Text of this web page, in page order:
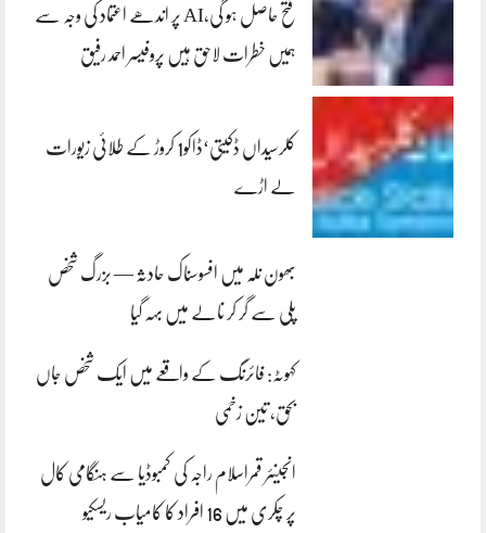
فتح حاصل ہو گی،AI پر اندھے اعتماد کی وجہ سے
ہمیں خطرات لاحق ہیں پروفیسر احمد رفیق
کلرسیداں ڈکیتی‘ڈاکو1 کروڑ کے طلائی زیورات
لے اڑے
بھون نلہ میں افسوسناک حادثہ — بزرگ شخص
پلی سے گر کر نالے میں بہہ گیا
کہوٹہ: فائرنگ کے واقعے میں ایک شخص جاں
بحق، تین زخمی
انجینئر قمراسلام راجہ کی کمبوڈیا سے ہنگامی کال
پر چکری میں 16 افراد کا کامیاب ریسکیو